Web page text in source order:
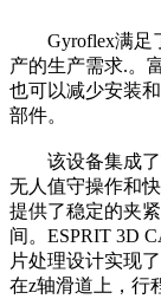
Gyroflex满足了
产的生产需求.。
也可以减少安装
部件。
该设备集成了
无人值守操作和
提供了稳定的夹
间。ESPRIT 3D
片处理设计实现
在z轴滑道上，行